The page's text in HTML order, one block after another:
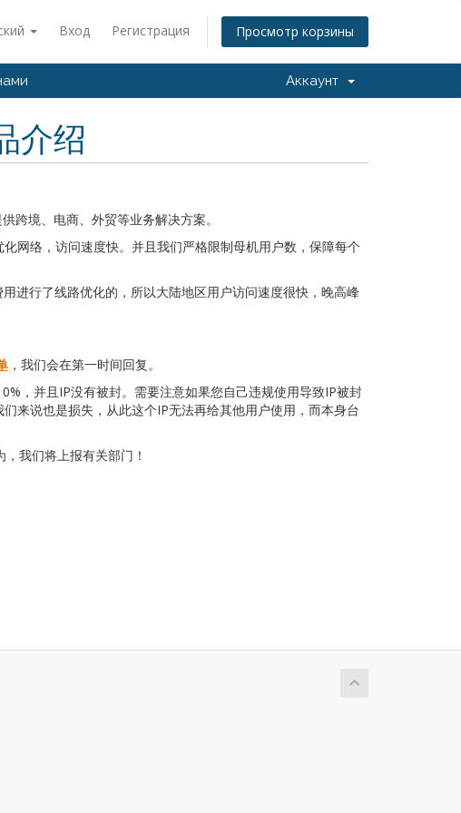
Вход Регистрация Просмотр корзины
Аккаунт
介绍
跨境、电商、外贸等业务解决方案。
网络，访问速度快。并且我们严格限制母机用户数，保障每个
进行了线路优化的，所以大陆地区用户访问速度很快，晚高峰
，我们会在第一时间回复。
，并且IP没有被封。需要注意如果您自己违规使用导致IP被封
来说也是损失，从此这个IP无法再给其他用户使用，而本身台
我们将上报有关部门！